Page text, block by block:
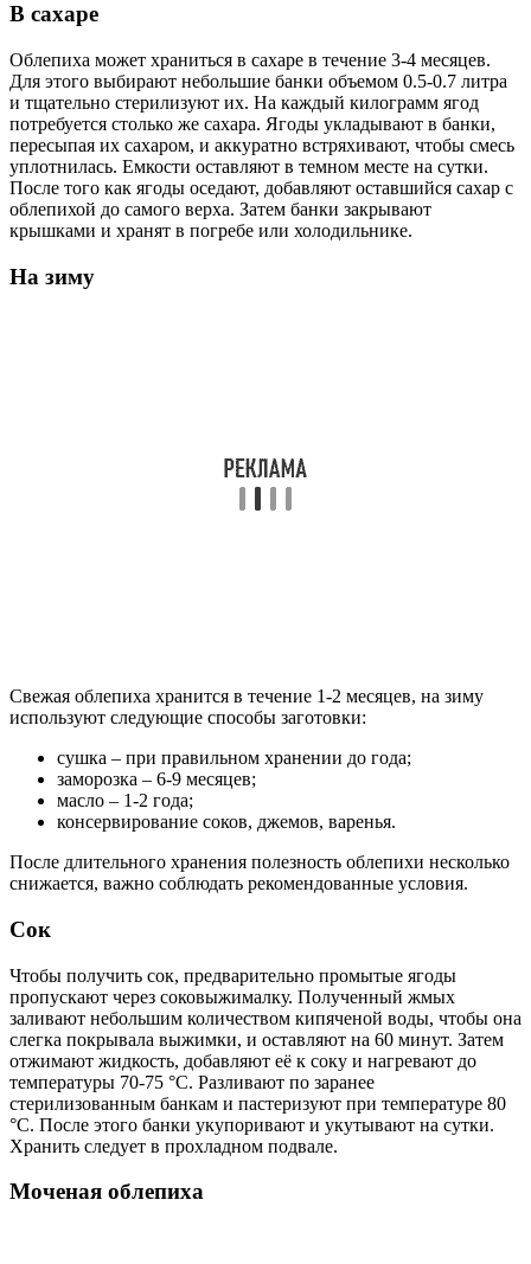
В сахаре
Облепиха может храниться в сахаре в течение 3-4 месяцев.
Для этого выбирают небольшие банки объемом 0.5-0.7 литра
и тщательно стерилизуют их. На каждый килограмм ягод
потребуется столько же сахара. Ягоды укладывают в банки,
пересыпая их сахаром, и аккуратно встряхивают, чтобы смесь
уплотнилась. Емкости оставляют в темном месте на сутки.
После того как ягоды оседают, добавляют оставшийся сахар с
облепихой до самого верха. Затем банки закрывают
крышками и хранят в погребе или холодильнике.
На зиму
Свежая облепиха хранится в течение 1-2 месяцев, на зиму
используют следующие способы заготовки:
сушка – при правильном хранении до года;
заморозка – 6-9 месяцев;
масло – 1-2 года;
консервирование соков, джемов, варенья.
После длительного хранения полезность облепихи несколько
снижается, важно соблюдать рекомендованные условия.
Сок
Чтобы получить сок, предварительно промытые ягоды
пропускают через соковыжималку. Полученный жмых
заливают небольшим количеством кипяченой воды, чтобы она
слегка покрывала выжимки, и оставляют на 60 минут. Затем
отжимают жидкость, добавляют её к соку и нагревают до
температуры 70-75 °C. Разливают по заранее
стерилизованным банкам и пастеризуют при температуре 80
°C. После этого банки укупоривают и укутывают на сутки.
Хранить следует в прохладном подвале.
Моченая облепиха